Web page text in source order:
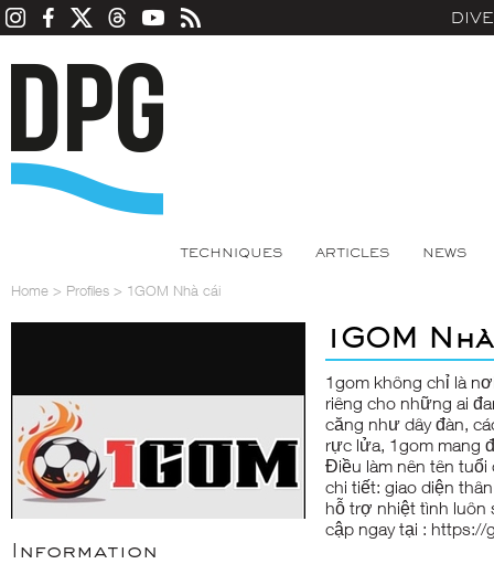
TECHNIQUES ARTICLES NEWS
Home > Profiles > 1GOM Nhà cái
Information
1GOM
1gom không chỉ là
riêng cho những ai
căng như dây đàn,
rực lửa, 1gom mang
Điều làm nên tên tuổi
chi tiết: giao diện
hỗ trợ nhiệt tình luôn
cập ngay tại : https://